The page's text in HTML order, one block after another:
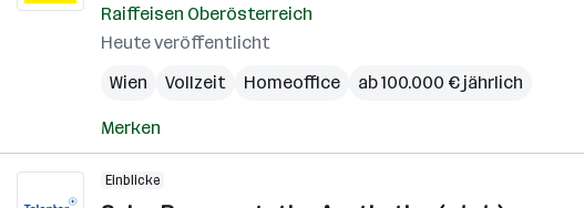
Raiffeisen Oberösterreich
Heute veröffentlicht
Wien
Vollzeit Homeoffice ab 100.000 € jährlich
Merken
Einblicke